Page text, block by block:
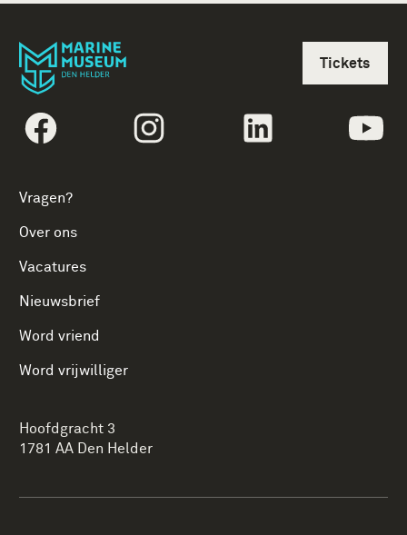
volgtekstFacebookvolgtekstInstagramvolgtekstLinkedin
Vragen?
Over ons
Vacatures
Nieuwsbrief
Word vriend
Word vrijwilliger
Tickets
Hoofdgracht 3
1781 AA Den Helder